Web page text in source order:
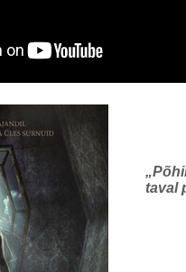
taval